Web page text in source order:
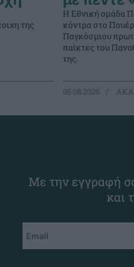
της
Η Εθνική ομάδα
κόντρα στο
Παγκόσμιου
παίκτες του
της.
05.08.2026
Με την εγγραφή
και